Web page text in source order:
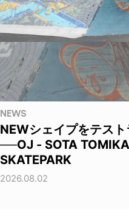
NEWS
NEWシェイプをテスト
──OJ - SOTA
SKATEPARK
2026.08.02